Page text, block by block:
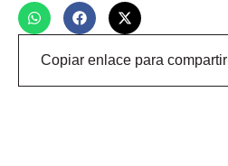
Copiar enlace para compartir